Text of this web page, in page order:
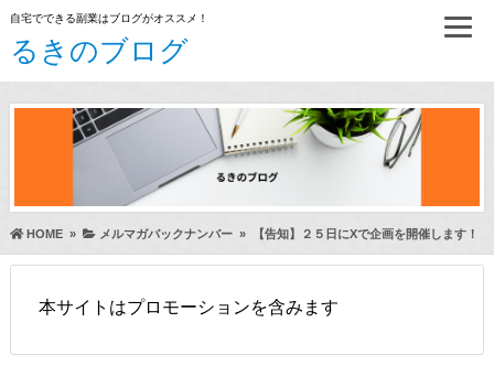
自宅でできる副業はブログがオススメ！
るきのブログ
HOME» メルマガバックナンバー» 【告知】２５日にXで企画を開催します！
本サイトはプロモーションを含みます